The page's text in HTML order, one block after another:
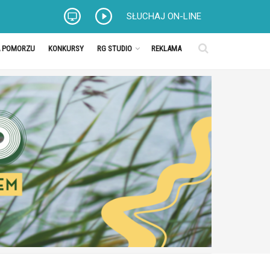
SŁUCHAJ ON-LINE
KONKURSY RG STUDIO REKLAMA